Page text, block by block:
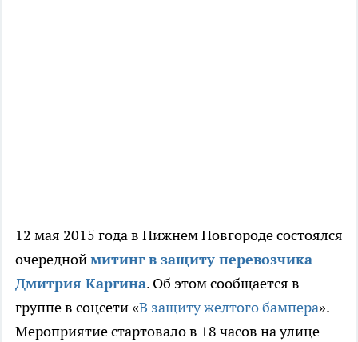
12 мая 2015 года в Нижнем Новгороде состоялся
очередноймитинг в защиту перевозчика
Дмитрия Каргина. Об этом сообщается в
группе в соцсети «В защиту желтого бампера».
Мероприятие стартовало в 18 часов на улице